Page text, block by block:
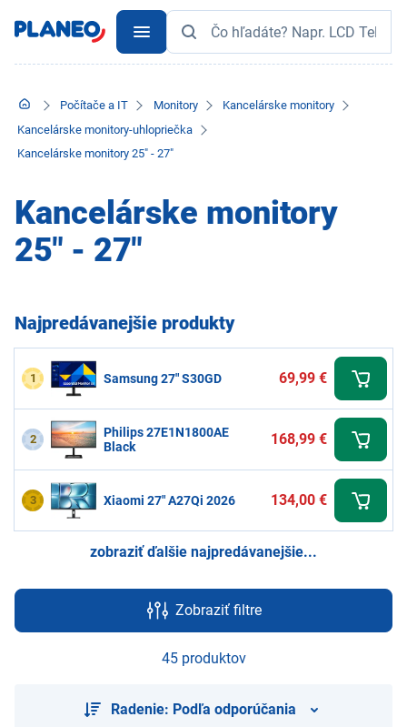
Počítače a IT Monitory
Kancelárske monitory
Kancelárske monitory-uhlopriečka
Kancelárske monitory 25" - 27"
Kancelárske monitory
25" - 27"
Najpredávanejšie produkty
1 Samsung 27" S30GD 69,99 €
2
Philips 27E1N1800AE
Black
168,99 €
3 Xiaomi 27" A27Qi 2026 134,00 €
zobraziť ďalšie najpredávanejšie...
Zobraziť filtre
45 produktov
Radenie: Podľa odporúčania